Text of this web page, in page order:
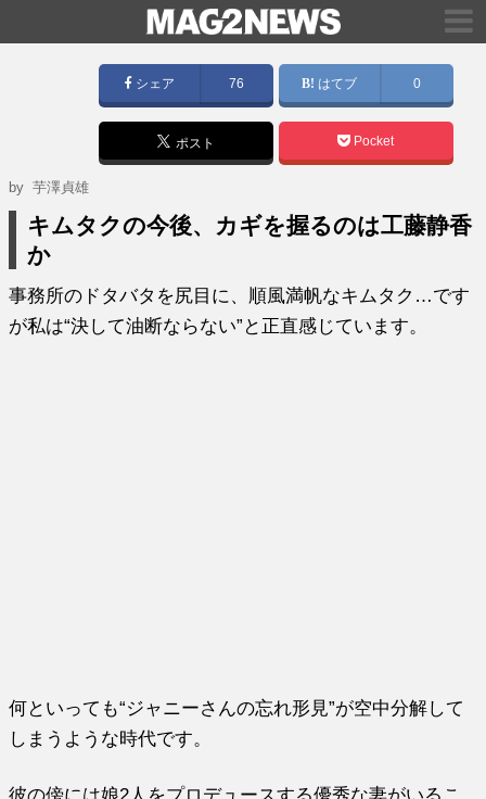
シェア 76 はてブ 0
ポスト Pocket
by芋澤貞雄
キムタクの今後、カギを握るのは工藤静香
か
事務所のドタバタを尻目に、順風満帆なキムタク…です
が私は“決して油断ならない”と正直感じています。
何といっても“ジャニーさんの忘れ形見”が空中分解して
しまうような時代です。